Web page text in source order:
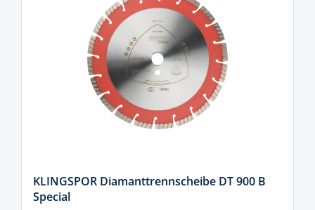
KLINGSPOR Diamanttrennscheibe DT 900 B
Special